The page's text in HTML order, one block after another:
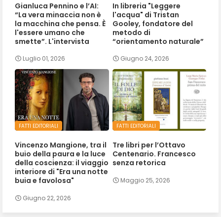
Gianluca Pennino e l’AI:
“La vera minaccia non è
la macchina che pensa. È
l'essere umano che
smette”. L'intervista
Luglio 01, 2026
In libreria "Leggere
l'acqua" di Tristan
Gooley, fondatore del
metodo di
“orientamento naturale”
Giugno 24, 2026
FATTI EDITORIALI
Vincenzo Mangione, tra il
buio della paura e la luce
della coscienza: il viaggio
interiore di "Era una notte
buia e favolosa"
Giugno 22, 2026
FATTI EDITORIALI
Tre libri per l’Ottavo
Centenario. Francesco
senza retorica
Maggio 25, 2026